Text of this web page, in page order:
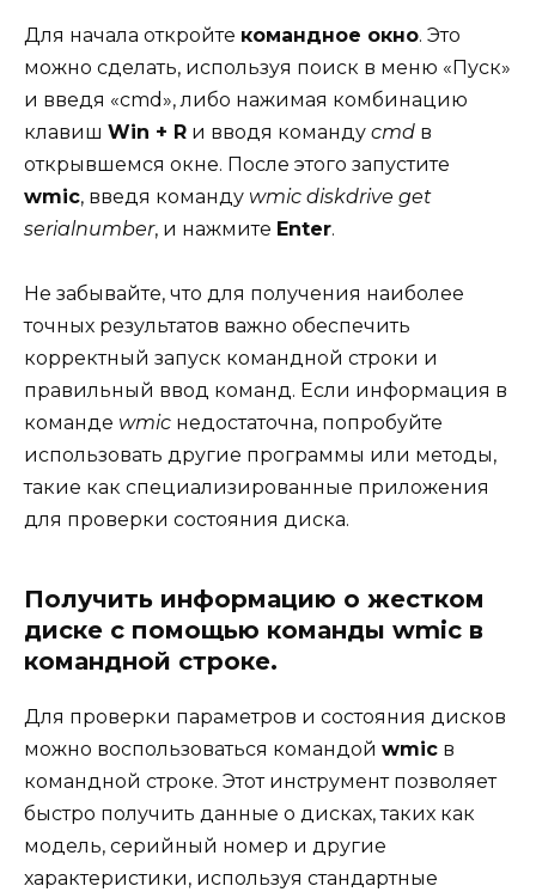
Для начала откройте командное окно. Это
можно сделать, используя поиск в меню «Пуск»
и введя «cmd», либо нажимая комбинацию
клавиш Win + R и вводя команду cmd в
открывшемся окне. После этого запустите
wmic, введя команду wmic diskdrive get
serialnumber, и нажмите Enter.
Не забывайте, что для получения наиболее
точных результатов важно обеспечить
корректный запуск командной строки и
правильный ввод команд. Если информация в
команде wmic недостаточна, попробуйте
использовать другие программы или методы,
такие как специализированные приложения
для проверки состояния диска.
Получить информацию о жестком
диске с помощью команды wmic в
командной строке.
Для проверки параметров и состояния дисков
можно воспользоваться командой wmic в
командной строке. Этот инструмент позволяет
быстро получить данные о дисках, таких как
модель, серийный номер и другие
характеристики, используя стандартные